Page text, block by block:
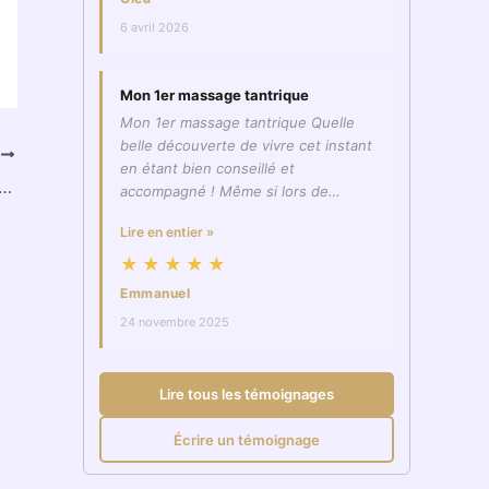
A la recherche du Graal des massage… C’est par ICI !
6 avril 2026
Mon 1er massage tantrique
Mon 1er massage tantrique Quelle
belle découverte de vivre cet instant
en étant bien conseillé et
accompagné ! Même si lors de…
Lire en entier »
★★★★★
Emmanuel
24 novembre 2025
Lire tous les témoignages
Écrire un témoignage